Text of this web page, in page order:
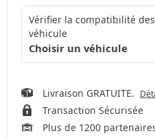
Vérifier la compatibilité
véhicule
Choisir un véhicule
Livraison GRATUITE.
Transaction Sécurisée
Plus de 1200